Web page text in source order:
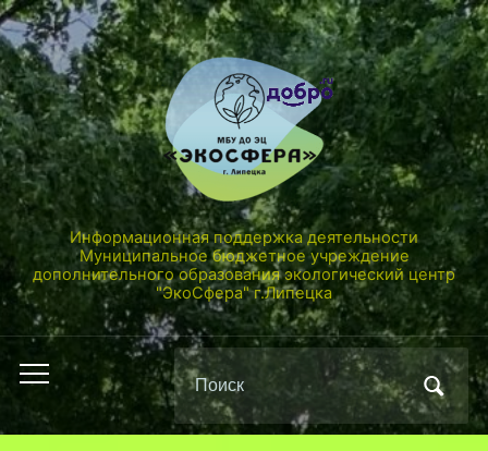
Информационная поддержка деятельности
Муниципальное бюджетное учреждение
дополнительного образования экологический центр
"ЭкоСфера" г.Липецка
Переключить
мобильное
меню
Поиск
по: